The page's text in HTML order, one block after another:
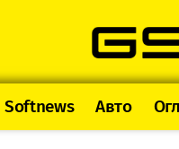
Softnews Авто